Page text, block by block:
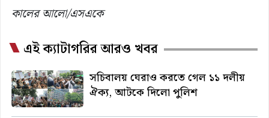
কালের আলো/এসএকে
এই ক্যাটাগরির আরও খবর
সচিবালয় ঘেরাও করতে গেল ১১ দলীয়
ঐক্য, আটকে দিলো পুলিশ